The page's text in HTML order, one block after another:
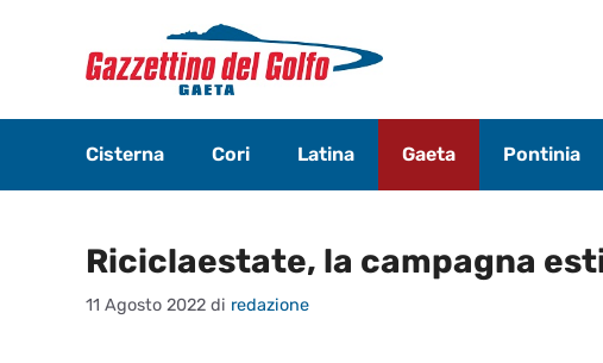
contenuto
Cisterna Cori Latina Gaeta Pontinia
Riciclaestate, la campagna
11 Agosto 2022 di redazione